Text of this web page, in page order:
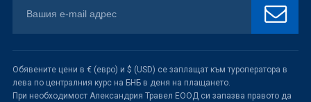
Обявените цени в € (евро) и $ (USD) се заплащат към туроператора в
лева по централния курс на БНБ в деня на плащането.
При необходимост Александрия Травел ЕООД си запазва правото да